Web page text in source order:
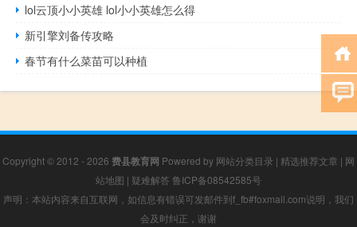
lol云顶小小英雄 lol小小英雄怎么得
新引擎刘备传攻略
春节有什么菜苗可以种植
Copyright © 2012 - 2026 费县教育网 Powered by 网站分类目录 | 精选推荐文章 | 网
站地图 | 疑难解答 鲁ICP备08542585号
声明：本站内容来自互联网，如信息有错误可发邮件到f_fb#foxmail.com说明，我们
会及时纠正，谢谢